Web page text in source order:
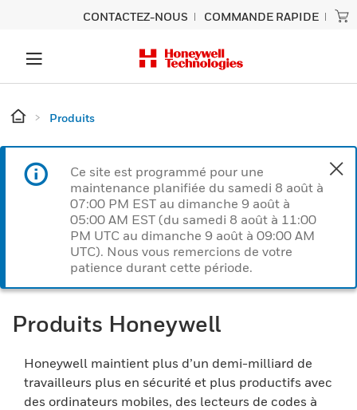
CONTACTEZ-NOUS COMMANDE RAPIDE
Produits
Ce site est programmé pour une
maintenance planifiée du samedi 8 août à
07:00 PM EST au dimanche 9 août à
05:00 AM EST (du samedi 8 août à 11:00
PM UTC au dimanche 9 août à 09:00 AM
UTC). Nous vous remercions de votre
patience durant cette période.
Produits Honeywell
Honeywell maintient plus d’un demi-milliard de
travailleurs plus en sécurité et plus productifs avec
des ordinateurs mobiles, des lecteurs de codes à